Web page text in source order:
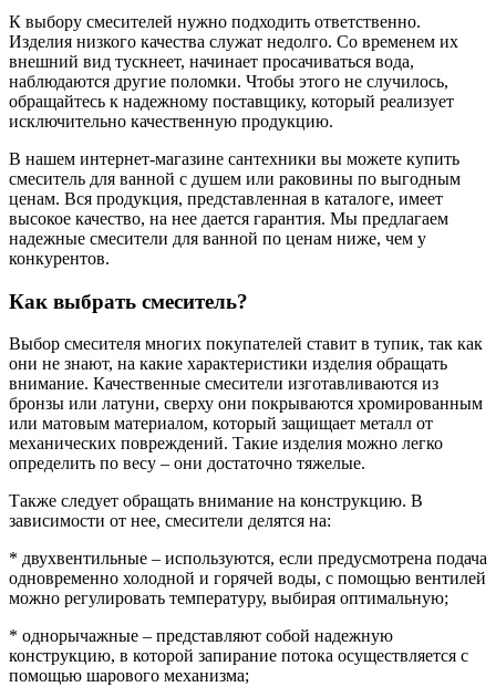
К выбору смесителей нужно подходить ответственно.
Изделия низкого качества служат недолго. Со временем их
внешний вид тускнеет, начинает просачиваться вода,
наблюдаются другие поломки. Чтобы этого не случилось,
обращайтесь к надежному поставщику, который реализует
исключительно качественную продукцию.
В нашем интернет-магазине сантехники вы можете купить
смеситель для ванной с душем или раковины по выгодным
ценам. Вся продукция, представленная в каталоге, имеет
высокое качество, на нее дается гарантия. Мы предлагаем
надежные смесители для ванной по ценам ниже, чем у
конкурентов.
Как выбрать смеситель?
Выбор смесителя многих покупателей ставит в тупик, так как
они не знают, на какие характеристики изделия обращать
внимание. Качественные смесители изготавливаются из
бронзы или латуни, сверху они покрываются хромированным
или матовым материалом, который защищает металл от
механических повреждений. Такие изделия можно легко
определить по весу – они достаточно тяжелые.
Также следует обращать внимание на конструкцию. В
зависимости от нее, смесители делятся на:
* двухвентильные – используются, если предусмотрена подача
одновременно холодной и горячей воды, с помощью вентилей
можно регулировать температуру, выбирая оптимальную;
* однорычажные – представляют собой надежную
конструкцию, в которой запирание потока осуществляется с
помощью шарового механизма;